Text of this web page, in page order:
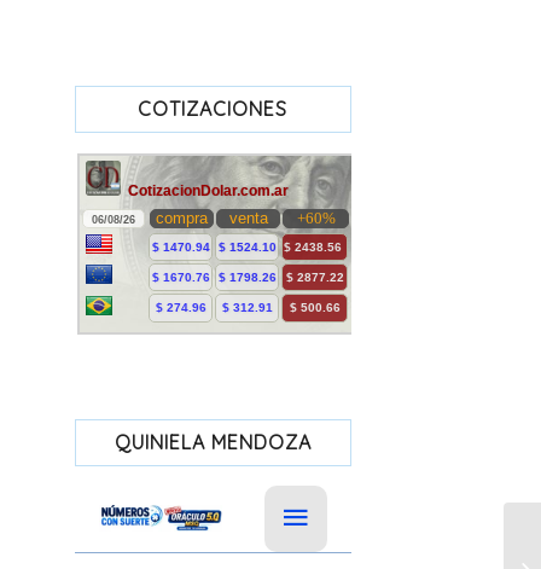
COTIZACIONES
QUINIELA MENDOZA